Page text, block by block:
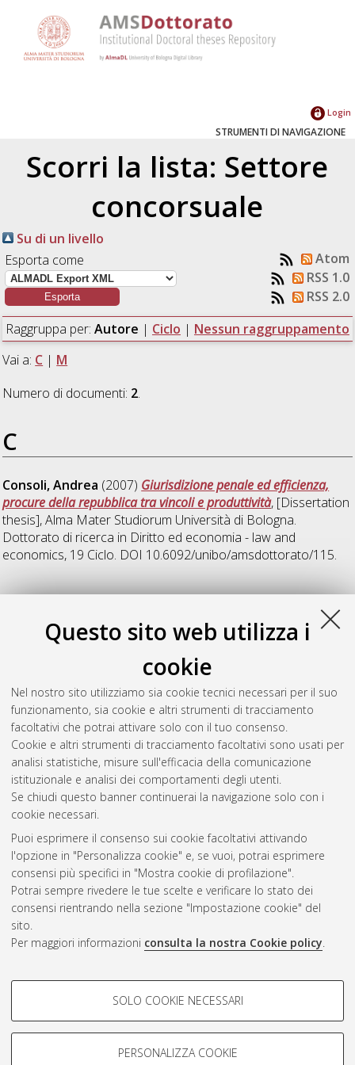
Questo sito web utilizza i
cookie
Nel nostro sito utilizziamo sia cookie tecnici necessari per il suo
funzionamento, sia cookie e altri strumenti di tracciamento
facoltativi che potrai attivare solo con il tuo consenso.
Cookie e altri strumenti di tracciamento facoltativi sono usati per
analisi statistiche, misure sull'efficacia della comunicazione
istituzionale e analisi dei comportamenti degli utenti.
Se chiudi questo banner continuerai la navigazione solo con i
cookie necessari.
Puoi esprimere il consenso sui cookie facoltativi attivando
l'opzione in "Personalizza cookie" e, se vuoi, potrai esprimere
consensi più specifici in "Mostra cookie di profilazione".
Potrai sempre rivedere le tue scelte e verificare lo stato dei
consensi rientrando nella sezione "Impostazione cookie" del
sito.
Per maggiori informazioni consulta la nostra Cookie policy.
COOKIE DI PROFILAZIONE -
Si tratta di cookie utilizzati per analizzare le caratteristiche della
navigazione degli utenti, creare profili in base al loro comportamento
SOLO COOKIE NECESSARI
PERSONALIZZA COOKIE
Login
STRUMENTI DI NAVIGAZIONE
Scorri la lista: Settore
concorsuale
Su di un livello
Esporta come
Atom
RSS 1.0
RSS 2.0
Raggruppa per: Autore | Ciclo | Nessun raggruppamento
Vai a: C | M
Numero di documenti: 2.
C
Consoli, Andrea (2007) Giurisdizione penale ed efficienza,
procure della repubblica tra vincoli e produttività, [Dissertation
thesis], Alma Mater Studiorum Università di Bologna.
Dottorato di ricerca in Diritto ed economia - law and
economics, 19 Ciclo. DOI 10.6092/unibo/amsdottorato/115.
M
Morciano, Marcello (2007)Un modello di microsimulazione a
popolazione dinamica per l'analisi del sistema di protezione
, [Dissertation thesis], Alma Mater Studiorum
Università di Bologna. Dottorato di ricerca inEconomia , 19
Ciclo. DOI 10.6092/unibo/amsdottorato/147.
Questa lista e' stata generata ilMon Aug 10 20:37:11 2026
Atom
Rss 1.0
Rss 2.0
ISSN: 2038-7946
Impostazioni Cookie
Informativa sulla privacy
Condizioni d’uso del sito